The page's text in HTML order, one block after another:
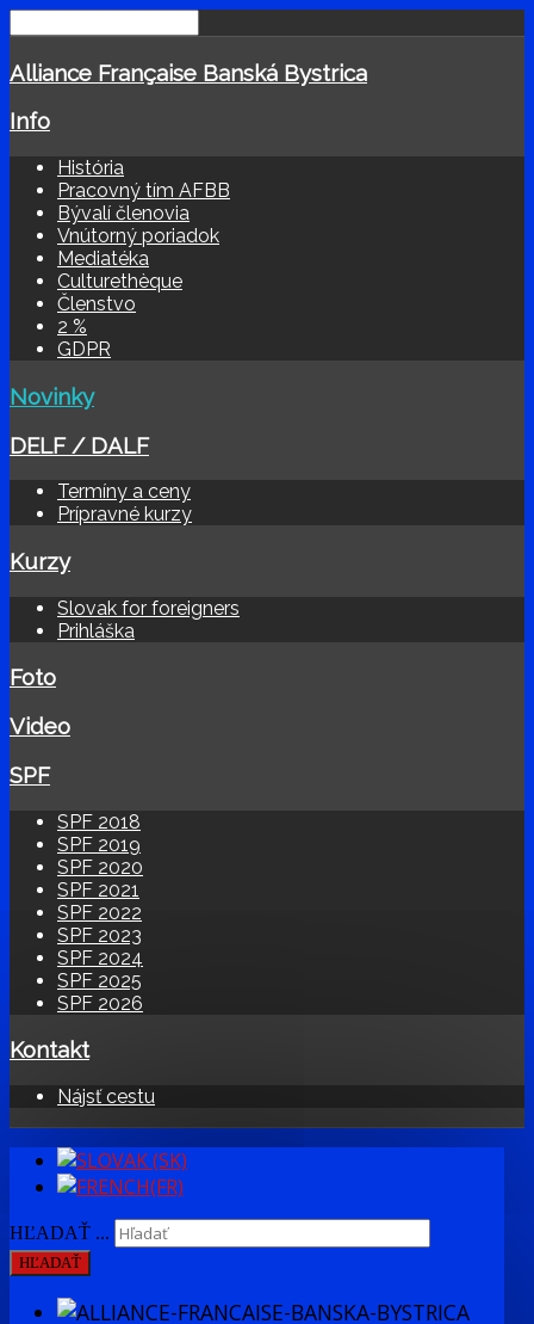
Alliance Française Banská Bystrica
Info
História
Pracovný tím AFBB
Bývalí členovia
Vnútorný poriadok
Mediatéka
Culturethèque
Členstvo
2 %
GDPR
Novinky
DELF / DALF
Termíny a ceny
Prípravné kurzy
Kurzy
Slovak for foreigners
Prihláška
Foto
Video
SPF
SPF 2018
SPF 2019
SPF 2020
SPF 2021
SPF 2022
SPF 2023
SPF 2024
SPF 2025
SPF 2026
Kontakt
Nájsť cestu
HĽADAŤ ...
HĽADAŤ